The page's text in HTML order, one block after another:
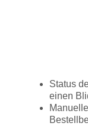
Status
einen